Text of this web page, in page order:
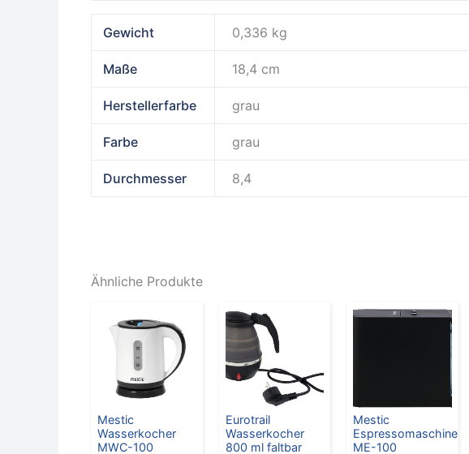
Gewicht 0,336 kg
Maße 18,4 cm
Herstellerfarbe grau
Farbe grau
Durchmesser 8,4
Ähnliche Produkte
Mestic
Wasserkocher
MWC-100
Eurotrail
Wasserkocher
800 ml faltbar
Mestic
Espressomaschine
ME-100